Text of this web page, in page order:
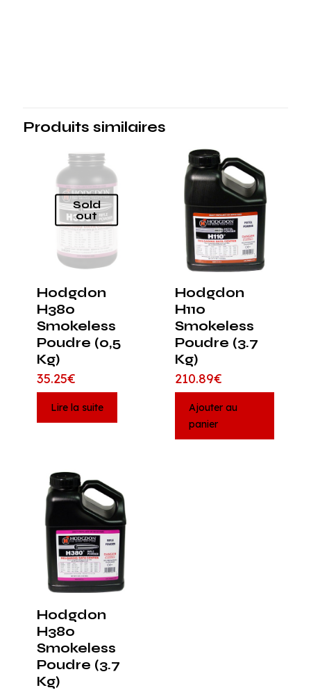
Produits similaires
Sold
out
Hodgdon
H380
Smokeless
Poudre (0,5
Kg)
35.25€
Lire la suite
Hodgdon
H110
Smokeless
Poudre (3.7
Kg)
210.89€
Ajouter au
panier
Hodgdon
H380
Smokeless
Poudre (3.7
Kg)